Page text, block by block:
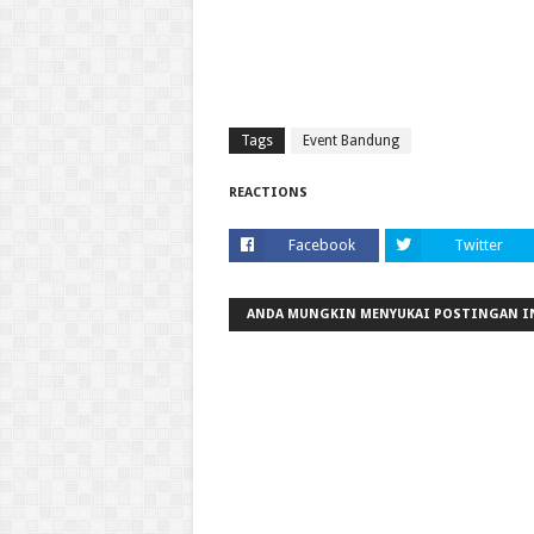
Tags Event Bandung
REACTIONS
Facebook Twitter
ANDA MUNGKIN MENYUKAI POSTINGAN